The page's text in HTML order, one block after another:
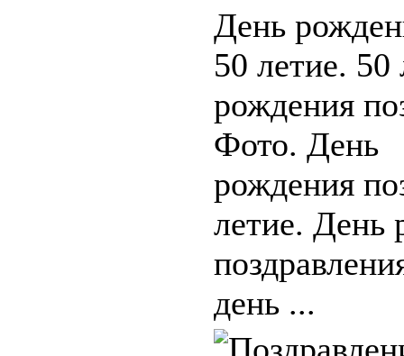
День
50 летие. 50
рождения
Фото. День
рождения
летие. День
день ...